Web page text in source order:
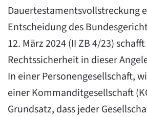
Dauertestamentsvollstreckung
Entscheidung des
12. März 2024 (II ZB 4/23)
Rechtssicherheit in dieser
In einer Personengesellschaft,
einer Kommanditgesellschaft
Grundsatz, dass jeder